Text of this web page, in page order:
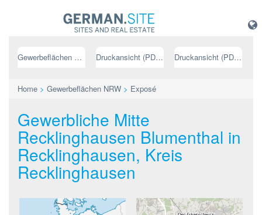
Gewerbeflächen NRW Druckansicht (PDF) // deutsch Druckansicht (PDF) // englisch
Home > Gewerbeflächen NRW > Exposé
Gewerbliche Mitte
Recklinghausen Blumenthal in
Recklinghausen, Kreis
Recklinghausen